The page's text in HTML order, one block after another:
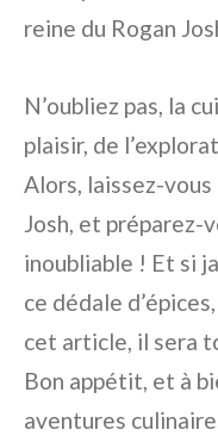
reine du Rogan
N’oubliez pas, la
plaisir, de
Alors, laissez-
Josh, et préparez-
inoubliable ! Et si
ce dédale
cet article, il sera
Bon appétit, et à
aventures